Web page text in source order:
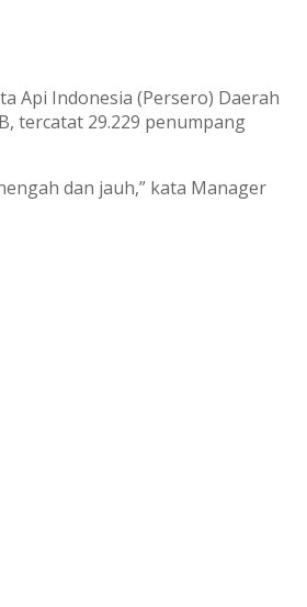
Api Indonesia (Persero) Daerah
tercatat 29.229 penumpang
dan jauh,” kata Manager